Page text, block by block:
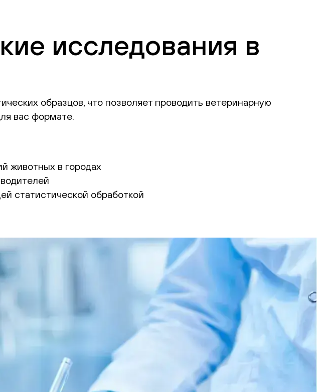
исследования в
образцов, что позволяет проводить ветеринарную
вас формате.
животных в городах
статистической обработкой